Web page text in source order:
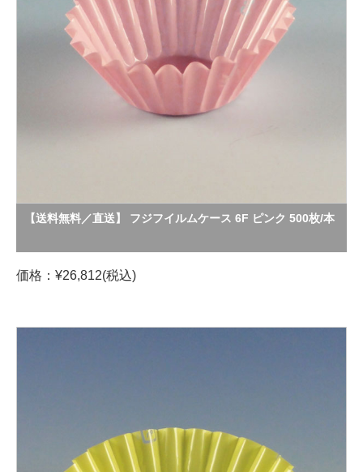
【送料無料／直送】 フジフイルムケース 6F ピンク 500枚/本
価格：¥26,812(税込)